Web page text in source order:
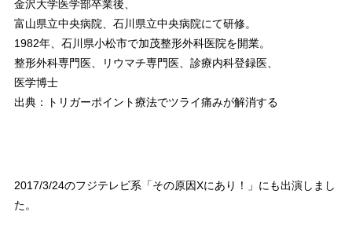
金沢大学医学部卒業後、
富山県立中央病院、石川県立中央病院にて研修。
1982年、石川県小松市で加茂整形外科医院を開業。
整形外科専門医、リウマチ専門医、診療内科登録医、
医学博士
出典：トリガーポイント療法でツライ痛みが解消する
2017/3/24のフジテレビ系「その原因Xにあり！」にも出演しまし
た。